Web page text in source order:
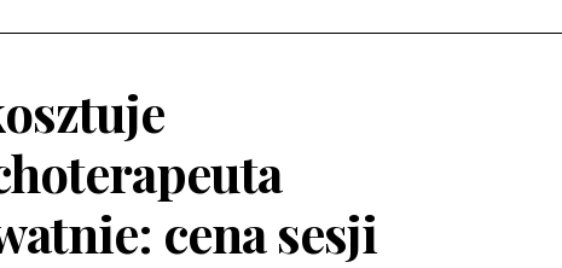
cena sesji